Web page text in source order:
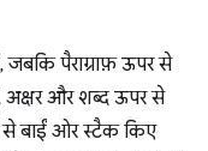
पैराग्राफ़ ऊपर से
अक्षर और शब्द ऊपर से
से बाईं ओर स्टैक किए